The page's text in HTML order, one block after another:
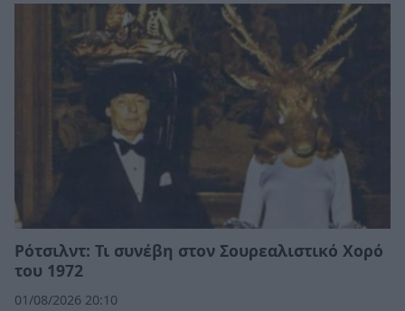
Ρότσιλντ: Τι συνέβη στον Σουρεαλιστικό Χορό
του 1972
01/08/2026 20:10